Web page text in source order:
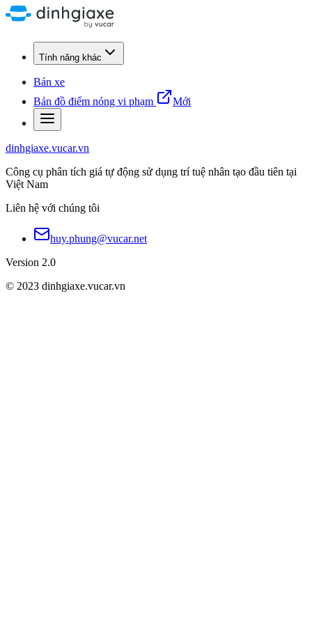
Tính năng khác
Bán xe
Bản đồ điểm nóng vi phạm
Mới
dinhgiaxe.vucar.vn
Công cụ phân tích giá tự động sử dụng trí tuệ nhân tạo đầu tiên tại
Việt Nam
Liên hệ với chúng tôi
huy.phung@vucar.net
Version 2.0
© 2023 dinhgiaxe.vucar.vn